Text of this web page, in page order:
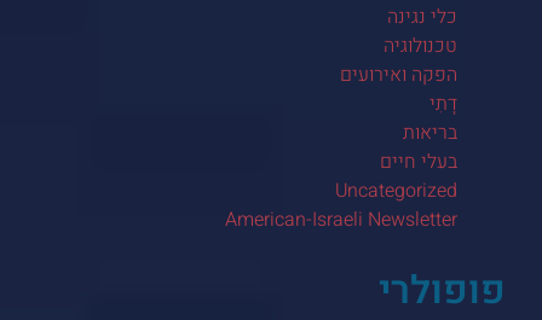
כלי נגינה
טכנולוגיה
הפקה ואירועים
דָתִי
בריאות
בעלי חיים
Uncategorized
American-Israeli Newsletter
פופולרי